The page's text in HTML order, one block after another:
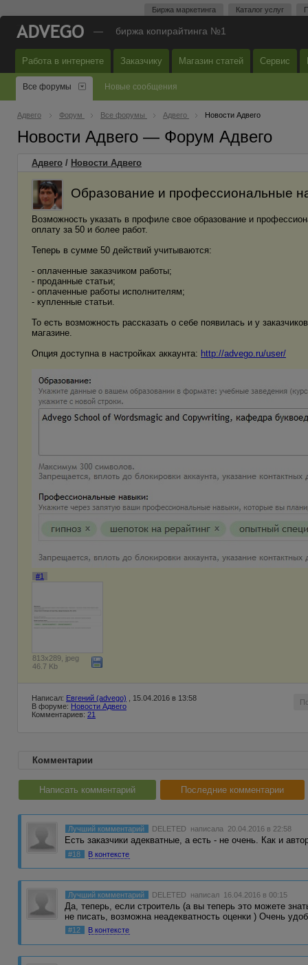
Биржа маркетинга Каталог услуг
— биржа копирайтинга №1
Работа в интернете Заказчику Магазин статей Сервис
Все форумы Новые сообщения
Адвего Форум Все форумы Адвего Новости Адвего
Новости Адвего — Форум Адвего
Адвего / Новости Адвего
Образование и профессиональные
Возможность указать в профиле свое образование и
оплату за 50 и более работ.
Теперь в сумме 50 действий учитываются:
- оплаченные заказчиком работы;
- проданные статьи;
- оплаченные работы исполнителям;
- купленные статьи.
То есть возможность рассказать о себе появилась и у
магазине.
Опция доступна в настройках аккаунта: http://advego.ru/user/
#1
813x289, jpeg
46.7 Kb
Написал: Евгений (advego) , 15.04.2016 в 13:58
В форуме: Новости Адвего
Комментариев: 21
Комментарии
Написать комментарий Последние комментарии
Лучший комментарий DELETED написала 20.04.2016 в 22:58
Есть заказчики адекватные, а есть - не очень. Как и
#18 В контексте
Лучший комментарий DELETED написал 16.04.2016 в 00:15
Да, теперь, если строитель (а вы теперь это можете
не писать, возможна неадекватность оценки ) Очень
#12 В контексте